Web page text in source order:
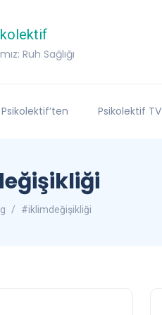
Ruh Sağlığı
Psikolektif’ten Psikolektif TV
#iklimdeğişikliği